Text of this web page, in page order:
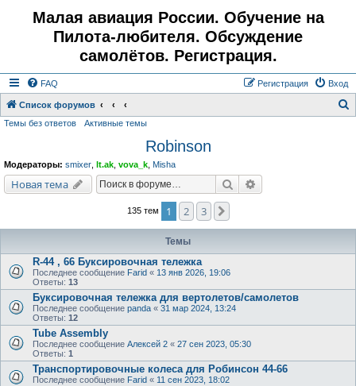
Малая авиация России. Обучение на
Пилота-любителя. Обсуждение
самолётов. Регистрация.
FAQ Вход
Регистрация
Список форумов
Темы без ответов Активные темы
Robinson
Модераторы: smixer lt.ak vova_k Misha
Новая тема Поиск
135 тем 1 2 3
Темы
R-44 , 66 Буксировочная тележка
Последнее сообщение Farid « 13 янв 2026, 19:06
Ответы: 13
Буксировочная тележка для вертолетов/самолетов
Последнее сообщение panda « 31 мар 2024, 13:24
Ответы: 12
Tube Assembly
Последнее сообщение Алексей 2 « 27 сен 2023, 05:30
Ответы: 1
Транспортировочные колеса для Робинсон 44-66
Последнее сообщение Farid « 11 сен 2023, 18:02